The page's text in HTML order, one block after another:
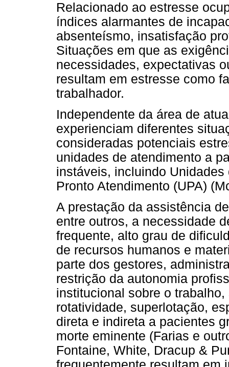
Relacionado ao estresse
índices alarmantes de
absenteísmo, insatisfação
Situações em que as
necessidades, expectativas
resultam em estresse como
trabalhador.
Independente da área de
experienciam diferentes
consideradas potenciais
unidades de atendimento a
instáveis, incluindo
Pronto Atendimento (UPA)
A prestação da assistência
entre outros, a necessidade
frequente, alto grau de
de recursos humanos e
parte dos gestores,
restrição da autonomia
institucional sobre o
rotatividade, superlotação,
direta e indireta a pacientes
morte eminente (Farias e
Fontaine, White, Dracup &